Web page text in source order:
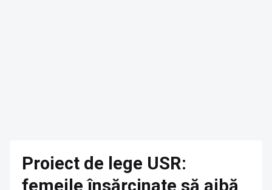
Proiect de lege USR:
femeile însărcinate să aibă